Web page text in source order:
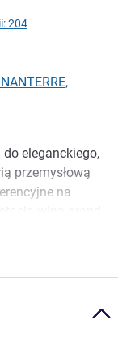
204
eleganckiego,
przemysłową
na
garaż oraz